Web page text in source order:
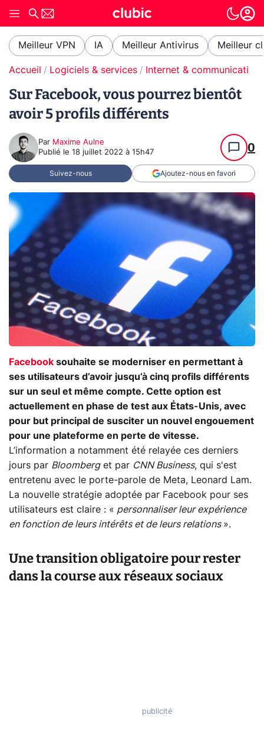
Meilleur VPN IA Meilleur Antivirus Meilleur
Accueil Logiciels & services Internet & communication
Sur Facebook, vous pourrez bientôt
avoir 5 profils différents
Par Maxime Aulne
Publié le 18 juillet 2022 à 15h47 0
Suivez-nous Ajoutez-nous en favori
Facebook souhaite se moderniser en permettant à
ses utilisateurs d’avoir jusqu’à cinq profils différents
sur un seul et même compte. Cette option est
actuellement en phase de test aux États-Unis, avec
pour but principal de susciter un nouvel engouement
pour une plateforme en perte de vitesse.
L’information a notamment été relayée ces derniers
jours par Bloomberget par CNN Business, qui s'est
entretenu avec le porte-parole de Meta, Leonard Lam.
La nouvelle stratégie adoptée par Facebook pour ses
utilisateurs est claire : « personnaliser leur expérience
en fonction de leurs intérêts et de leurs relations ».
Une transition obligatoire pour rester
dans la course aux réseaux sociaux